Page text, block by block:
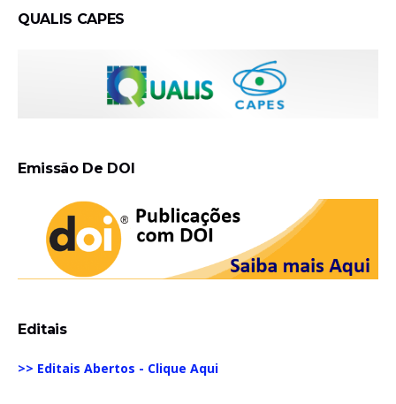
QUALIS CAPES
Emissão De DOI
Editais
>> Editais Abertos - Clique Aqui